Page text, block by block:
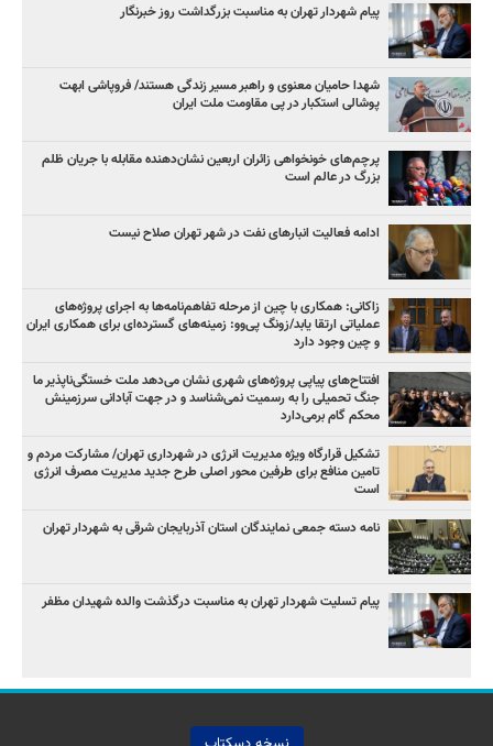
پیام شهردار تهران به مناسبت بزرگداشت روز خبرنگار
شهدا حامیان معنوی و راهبر مسیر زندگی هستند/ فروپاشی ابهت
پوشالی استکبار در پی مقاومت ملت ایران
پرچم‌های خونخواهی زائران اربعین نشان‌دهنده مقابله با جریان ظلم
بزرگ در عالم است
ادامه فعالیت انبارهای نفت در شهر تهران صلاح نیست
زاکانی: همکاری با چین از مرحله تفاهم‌نامه‌ها به اجرای پروژه‌های
عملیاتی ارتقا یابد/زونگ پی‌وو: زمینه‌های گسترده‌ای برای همکاری ایران
و چین وجود دارد
افتتاح‌های پیاپی پروژه‌های شهری نشان می‌دهد ملت خستگی‌ناپذیر ما
جنگ تحمیلی را به رسمیت نمی‌شناسد و در جهت آبادانی سرزمینش
محکم گام برمی‌دارد
تشکیل قرارگاه ویژه مدیریت انرژی در شهرداری تهران/ مشارکت مردم و
تامین منافع برای طرفین محور اصلی طرح جدید مدیریت مصرف انرژی
است
نامه دسته جمعی نمایندگان استان آذربایجان شرقی به شهردار تهران
پیام تسلیت شهردار تهران به مناسبت درگذشت والده شهیدان مظفر